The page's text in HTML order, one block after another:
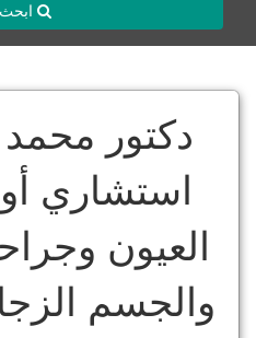
ابحث
دكتور محمد
استشاري
العيون
والجسم